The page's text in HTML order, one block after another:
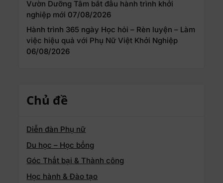
Vườn Dưỡng Tâm bắt đầu hành trình khởi
nghiệp mới 07/08/2026
Hành trình 365 ngày Học hỏi – Rèn luyện – Làm
việc hiệu quả với Phụ Nữ Việt Khởi Nghiệp
06/08/2026
Chủ đề
Diễn đàn Phụ nữ
Du học – Học bổng
Góc Thất bại & Thành công
Học hành & Đào tạo